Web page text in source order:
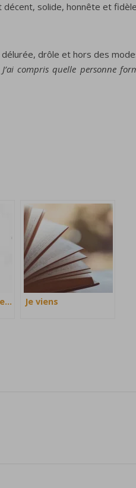
solide, honnête et
drôle et hors des
J’ai compris quelle personne
Je viens